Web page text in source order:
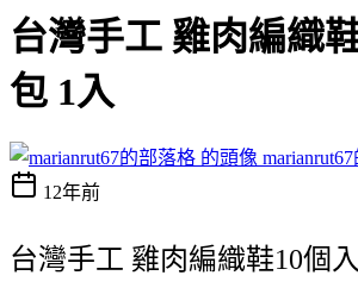
台灣手工 雞肉編織
包 1入
12年前
台灣手工 雞肉編織鞋10個